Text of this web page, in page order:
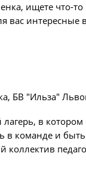
ищете что-
вас интересные
БВ "Ильза"
в
в команде и